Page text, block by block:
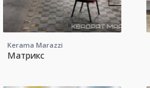
Kerama Marazzi
Матрикс